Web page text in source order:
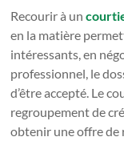
Recourir à un
en la matière
intéressants, en
professionnel, le
d’être accepté. Le
regroupement de
obtenir une offre de